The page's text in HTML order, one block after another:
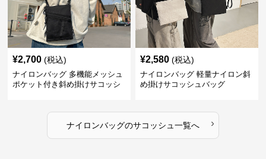
¥2,700 (税込)
ナイロンバッグ 多機能メッシュ
ポケット付き斜め掛けサコッシ
¥2,580 (税込)
ナイロンバッグ 軽量ナイロン斜
め掛けサコッシュバッグ
ナイロンバッグのサコッシュ 一覧へ ›